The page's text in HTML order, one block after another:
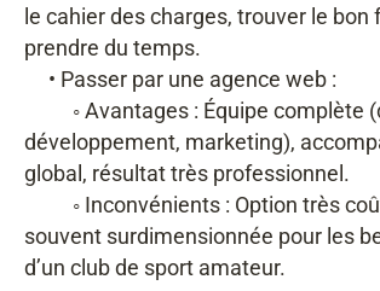
le cahier des charges, trouver le bon
prendre du temps.
• Passer par une agence web :
◦ Avantages : Équipe complète
développement, marketing),
global, résultat très professionnel.
◦ Inconvénients : Option très
souvent surdimensionnée pour les
d’un club de sport amateur.